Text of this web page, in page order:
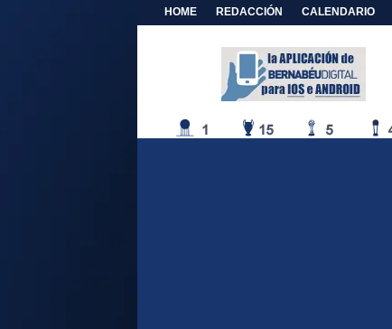
HOME REDACCIÓN CALENDARIO